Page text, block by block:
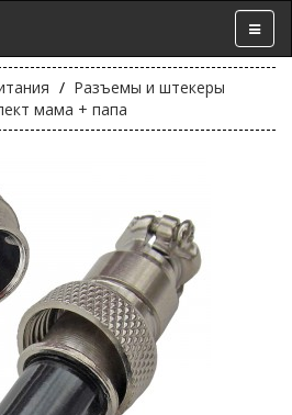
Разъемы и штекеры
мама + папа